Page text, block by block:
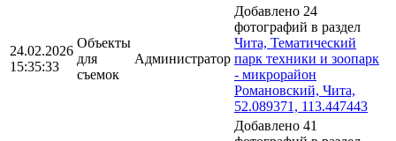
24.02.2026
15:35:33
Объекты
для
съемок
Администратор
Добавлено 24
фотографий в раздел
Чита, Тематический
парк техники и зоопарк
- микрорайон
Романовский, Чита,
52.089371, 113.447443
Добавлено 41